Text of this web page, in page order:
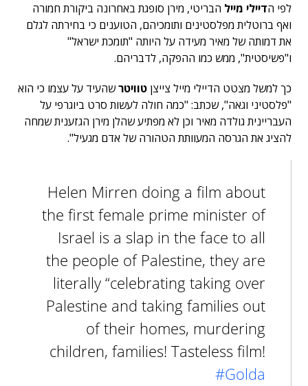
לפי הדיילי מייל הבריטי, מירן סופגת באחרונה ביקורת חמורה
ואף ברוטלית מפלסטינים ותומכיהם, הטוענים כי בחירתה לגלם
את דמותה של מאיר מעידה על היותה "תומכת ישראל"
ו"פשיסטית", ממש כמו ההפקה, לדבריהם.
כך למשל מצטט הדיילי מייל צייצן טוויטרשהעיד על עצמו כי הוא
"פלסטיני וגאה", שכתב: "כמה חולה לעשות סרט ביוגרפי על
העבריינית גולדה מאיר וכן לא מפתיע שהלן מירן הגזענית שמחה
להציג את הגרסה המעוותת הטהורה של אדם מגעיל".
Helen Mirren doing a film about
the first female prime minister of
Israel is a slap in the face to all
the people of Palestine, they are
literally “celebrating taking over
Palestine and taking families out
of their homes, murdering
children, families! Tasteless film!
#Golda